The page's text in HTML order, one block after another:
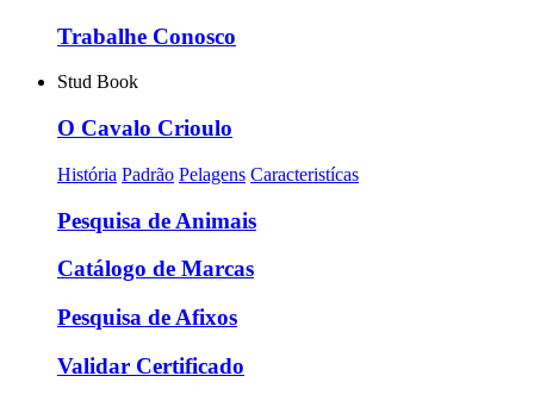
Trabalhe Conosco
Stud Book
O Cavalo Crioulo
História Padrão Pelagens Caracteristícas
Pesquisa de Animais
Catálogo de Marcas
Pesquisa de Afixos
Validar Certificado